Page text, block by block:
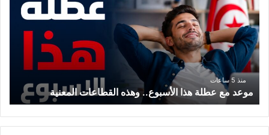
د
م
ع
ط
ل
ه
ذ
ا
منذ 5 ساعات
موعد مع عطلة هذا الأسبوع.. وهذه القطاعات المعنية